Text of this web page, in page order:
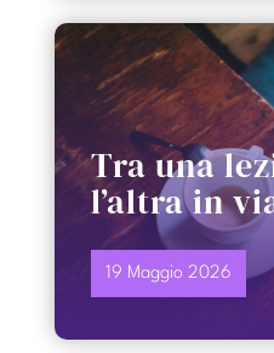
Tra una
l’altra in
19 Maggio 2026